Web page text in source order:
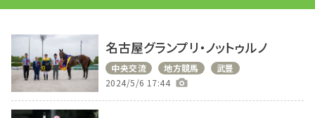
名古屋グランプリ・ノットゥルノ
中央交流 地方競馬
武豊
2024/5/6 17:44